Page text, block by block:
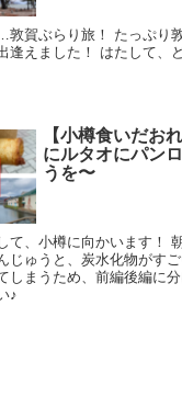
賀ぶらり旅！ たっぷり
逢えました！ はたして、
【小樽食いだお
にルタオにパン
うを〜
て、小樽に向かいます！
じゅうと、炭水化物がす
しまうため、前編後編に
♪